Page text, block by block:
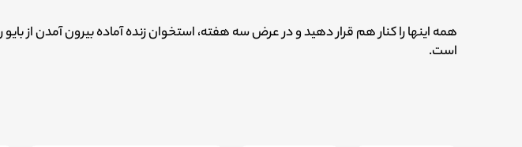
همه اینها را کنار هم قرار دهید و در عرض سه هفته، استخوان زنده آماده بیرون آمدن از بایو
است.